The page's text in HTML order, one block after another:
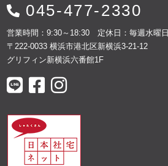
045-477-2330
営業時間：9:30～18:30 定休日：毎週水曜日
〒222-0033 横浜市港北区新横浜3-21-12
グリフィン新横浜六番館1F